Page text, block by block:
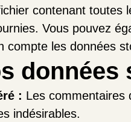
contenant toutes
Vous pouvez
compte les données
données
: Les commentaires
indésirables.